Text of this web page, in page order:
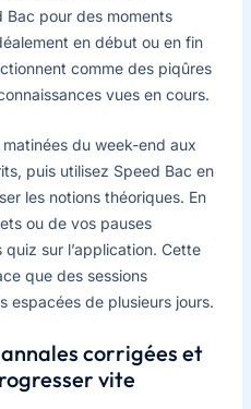
Bac pour des moments
en début ou en fin
comme des piqûres
vues en cours.
du week-end aux
puis utilisez Speed Bac en
les notions théoriques. En
ou de vos pauses
sur l’application. Cette
que des sessions
espacées de plusieurs jours.
corrigées et
vite